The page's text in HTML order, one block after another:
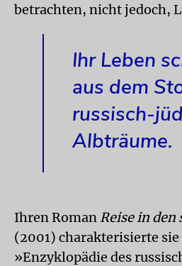
betrachten, nicht jedoch,
Ihr Leben
aus dem
russisch-
Albträume.
Ihren Roman Reise in
(2001) charakterisierte
»Enzyklopädie des